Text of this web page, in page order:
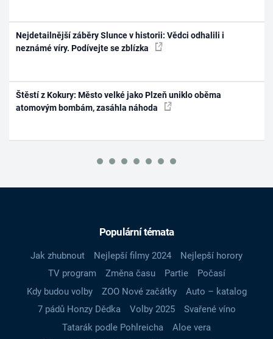
Nejdetailnější záběry Slunce v historii: Vědci odhalili i
neznámé víry. Podívejte se zblízka
Štěstí z Kokury: Město velké jako Plzeň uniklo oběma
atomovým bombám, zasáhla náhoda
Populární témata
Jak zhubnout Nejlepší filmy 2024
Nejlepší horory
TV program
Změna času Partie
Počasí
Kdy budou volby
ZOO Nové začátky
Auto – katalog
7 pádů Honzy Dědka
Volby 2025
Svařené víno
Tatarák podle Pohlreicha
Aloe vera